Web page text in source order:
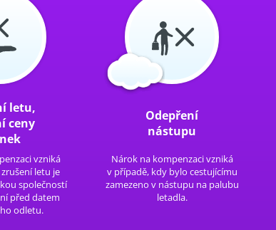
letu,
ceny
vzniká
letu je
společností
před datem
odletu.
Odepření
nástupu
Nárok na kompenzaci vzniká
v případě, kdy bylo cestujícímu
zamezeno v nástupu na palubu
letadla.